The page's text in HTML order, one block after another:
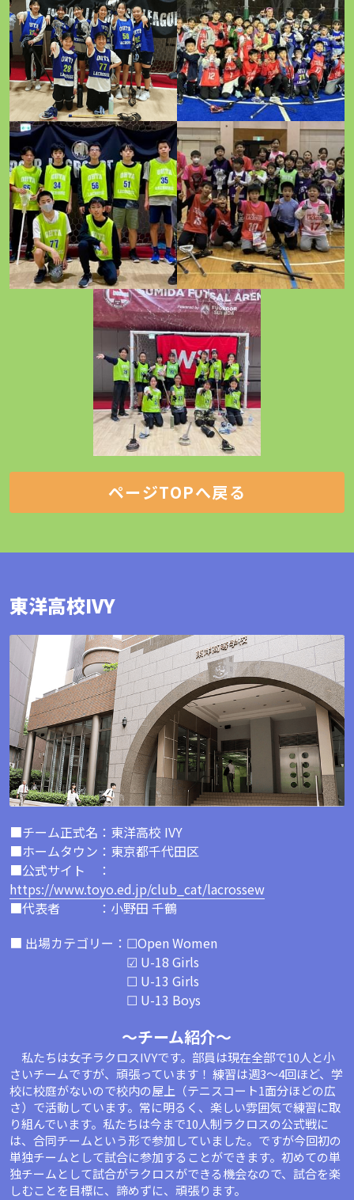
ページTOPへ戻る
東洋高校IVY
■チーム正式名：東洋高校 IVY
■ホームタウン：東京都千代田区
■公式サイト　：
https://www.toyo.ed.jp/club_cat/lacrossew
■代表者　　　：小野田 千鶴
■ 出場カテゴリー：☐Open Women
☑ U-18 Girls
☐ U-13 Girls
☐ U-13 Boys
～チーム紹介～
私たちは女子ラクロスIVYです。部員は現在全部で10人と小
さいチームですが、頑張っています！ 練習は週3〜4回ほど、学
校に校庭がないので校内の屋上（テニスコート1面分ほどの広
さ）で活動しています。常に明るく、楽しい雰囲気で練習に取
り組んでいます。私たちは今まで10人制ラクロスの公式戦に
は、合同チームという形で参加していました。ですが今回初の
単独チームとして試合に参加することができます。初めての単
独チームとして試合がラクロスができる機会なので、試合を楽
しむことを目標に、諦めずに、頑張ります。